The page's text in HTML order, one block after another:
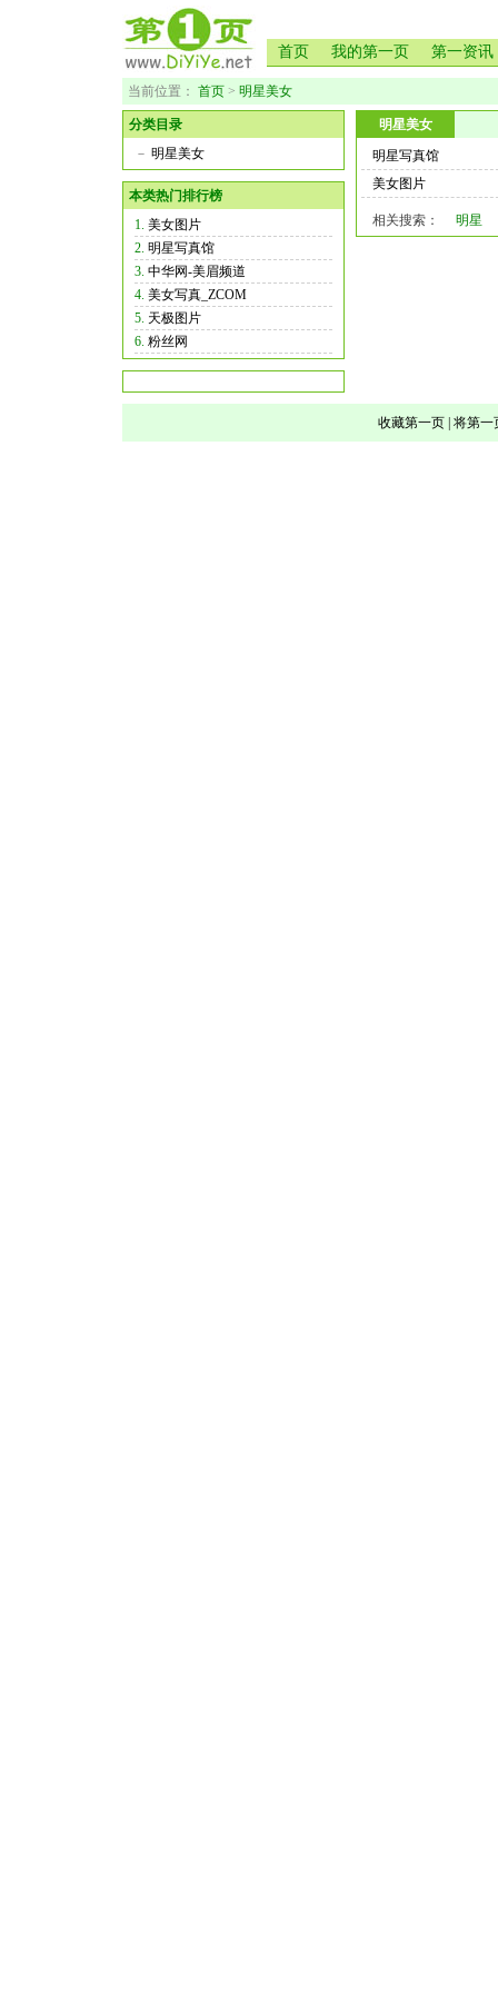
首页 我的第一页 第一资讯
当前位置： 首页 > 明星美女
分类目录
－ 明星美女
本类热门排行榜
1. 美女图片
2. 明星写真馆
3. 中华网-美眉频道
4. 美女写真_ZCOM
5. 天极图片
6. 粉丝网
明星美女
明星写真馆
美女图片
相关搜索： 明星
收藏第一页 将第一